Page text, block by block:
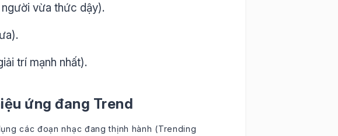
vừa thức dậy).
trí mạnh nhất).
ứng đang Trend
các đoạn nhạc đang thịnh hành (Trending